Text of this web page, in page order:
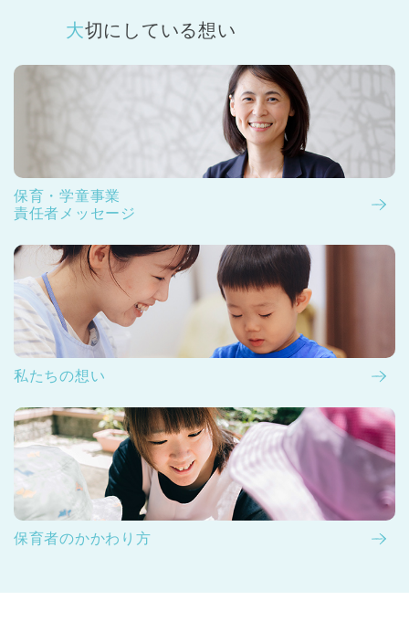
大切にしている想い
保育・学童事業
責任者メッセージ
私たちの想い
保育者のかかわり方